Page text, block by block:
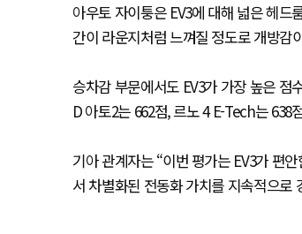
아우토 자이퉁은 EV3에 대해 넓은 헤
간이 라운지처럼 느껴질 정도로 개방감
승차감 부문에서도 EV3가 가장 높은 점
D 아토2는 662점, 르노 4 E-Tech는
기아 관계자는 “이번 평가는 EV3가 편
서 차별화된 전동화 가치를 지속적으로